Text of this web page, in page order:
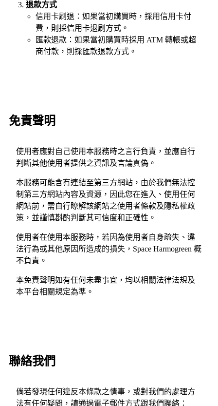
退款方式
信用卡刷退：如果當初購買時，採用信用卡付
費，則採信用卡退刷方式。
匯款退款：如果當初購買時採用 ATM 轉帳或超
商付款，則採匯款退款方式。
免責聲明
使用者應對自己使用本服務時之言行負責，並應自行
判斷其他使用者提供之資訊及言論真偽。
本服務可能含有連結至第三方網站，由於我們無法控
制第三方網站內容及資源，因此您在進入、使用任何
網站前，需自行瞭解該網站之使用者條款及隱私權政
策，並謹慎斟酌判斷其可信度和正確性。
使用者在使用本服務時，若因為使用者自身疏失、違
法行為或其他原因所造成的損失，Space Harmogreen 概
不負責。
本免責聲明如有任何未盡事宜，均以相關法律法規及
本平台相關規定為準。
聯絡我們
倘若發現任何違反本條款之情事，或對我們的處理方
法有任何疑問，請通過電子郵件方式跟我們聯絡：